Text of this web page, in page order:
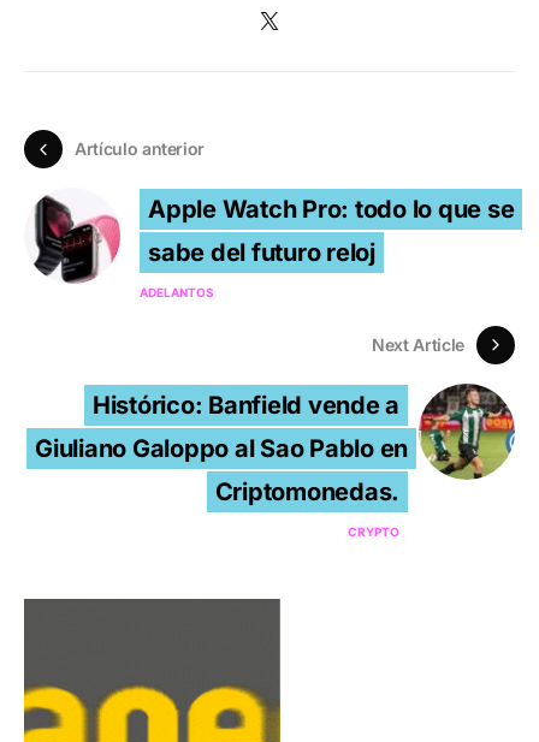
Artículo anterior
Apple Watch Pro: todo lo que se
sabe del futuro reloj
ADELANTOS
Next Article
Histórico: Banfield vende a
Giuliano Galoppo al Sao Pablo en
Criptomonedas.
CRYPTO